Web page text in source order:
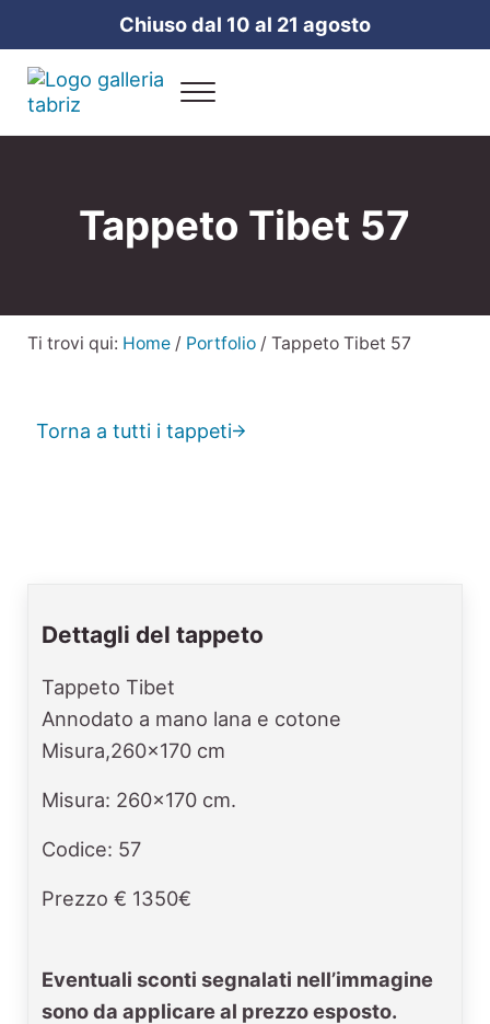
Passa al contenuto principale
Skip to header right navigation
Skip to site footerChiuso dal 10 al 21 agosto
Galleria Tabriz
Menu
Tappeto Tibet 57
Ti trovi qui: Home / Portfolio /Tappeto Tibet 57
Torna a tutti i tappeti
Dettagli del tappeto
Tappeto Tibet
Annodato a mano lana e cotone
Misura,260x170 cm
Misura: 260x170 cm.
Codice: 57
Prezzo € 1350€
Eventuali sconti segnalati nell’immagine
sono da applicare al prezzo esposto.